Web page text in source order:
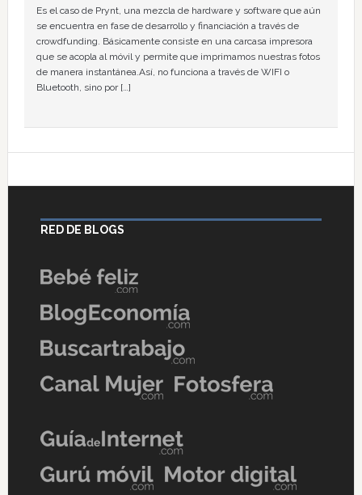
Es el caso de Prynt, una mezcla de hardware y software que aún
se encuentra en fase de desarrollo y financiación a través de
crowdfunding. Básicamente consiste en una carcasa impresora
que se acopla al móvil y permite que imprimamos nuestras fotos
de manera instantánea.Así, no funciona a través de WIFI o
Bluetooth, sino por […]
RED DE BLOGS